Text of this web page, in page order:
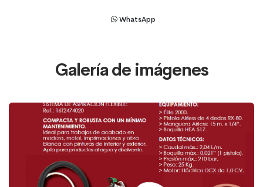
WhatsApp
Galería de imágenes